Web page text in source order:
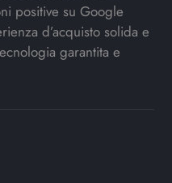
positive su Google
d’acquisto solida e
garantita e